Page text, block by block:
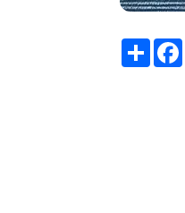
Share